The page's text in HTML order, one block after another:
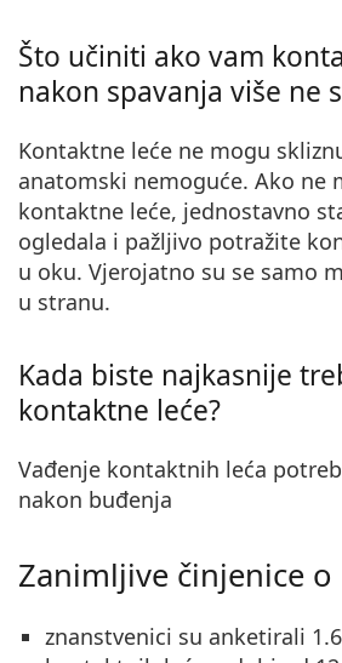
Što učiniti ako vam
nakon spavanja više ne
Kontaktne leće ne mogu
anatomski nemoguće. Ako ne
kontaktne leće, jednostavno
ogledala i pažljivo potražite
u oku. Vjerojatno su se samo
u stranu.
Kada biste najkasnije
kontaktne leće?
Vađenje kontaktnih leća
nakon buđenja
Zanimljive činjenice
znanstvenici su anketirali